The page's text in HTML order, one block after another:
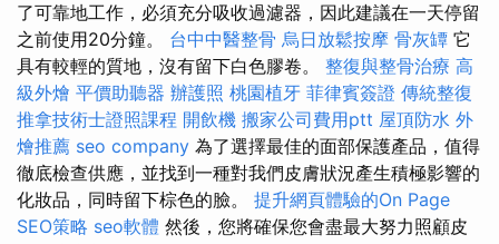
了可靠地工作，必須充分吸收過濾器，因此建議在一天停留
之前使用20分鐘。 台中中醫整骨 烏日放鬆按摩 骨灰罈 它
具有較輕的質地，沒有留下白色膠卷。 整復與整骨治療 高
級外燴 平價助聽器 辦護照 桃園植牙 菲律賓簽證 傳統整復
推拿技術士證照課程 開飲機 搬家公司費用ptt 屋頂防水 外
燴推薦 seo company 為了選擇最佳的面部保護產品，值得
徹底檢查供應，並找到一種對我們皮膚狀況產生積極影響的
化妝品，同時留下棕色的臉。 提升網頁體驗的On Page
SEO策略 seo軟體 然後，您將確保您會盡最大努力照顧皮